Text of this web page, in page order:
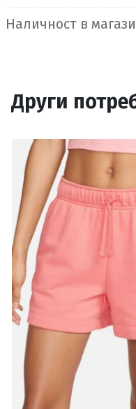
Наличност в
Други